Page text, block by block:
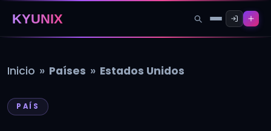
KYUNIX
Inicio » Países » Estados Unidos
PAÍS